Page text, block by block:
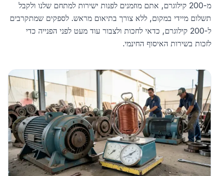
מ-200 קילוגרם, אתם מוזמנים לפנות ישירות למתחם שלנו ולקבל
תשלום מיידי במקום, ללא צורך בתיאום מראש. לספקים שמתקרבים
ל-200 קילוגרם, כדאי לחכות ולצבור עוד מעט לפני הפנייה כדי
לזכות בשירות האיסוף החינמי.